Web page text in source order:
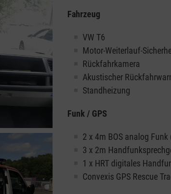
Fahrzeug
VW T6
Motor-Weiterlauf-
Rückfahrkamera
Akustischer
Standheizung
Funk / GPS
2 x 4m BOS analog
3 x 2m
1 x HRT digitales
Convexis GPS Rescue